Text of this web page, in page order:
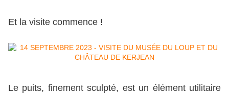
Et la visite commence !
Le puits, finement sculpté, est un élément utilitaire